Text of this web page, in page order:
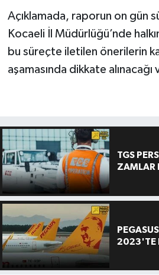
Açıklamada, raporun on gün
Kocaeli İl Müdürlüğü’nde
bu süreçte iletilen önerilerin
aşamasında dikkate alınacağı
TGS
ZAMLAR
2023'TE